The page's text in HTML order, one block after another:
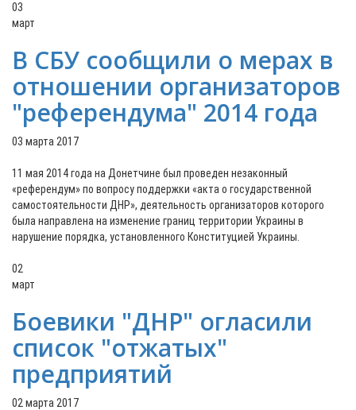
03
март
В СБУ сообщили о мерах в
отношении организаторов
"референдума" 2014 года
03 марта 2017
11 мая 2014 года на Донетчине был проведен незаконный
«референдум» по вопросу поддержки «акта о государственной
самостоятельности ДНР», деятельность организаторов которого
была направлена на изменение границ территории Украины в
нарушение порядка, установленного Конституцией Украины.
02
март
Боевики "ДНР" огласили
список "отжатых"
предприятий
02 марта 2017